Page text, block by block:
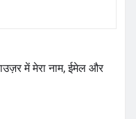
में मेरा नाम, ईमेल और